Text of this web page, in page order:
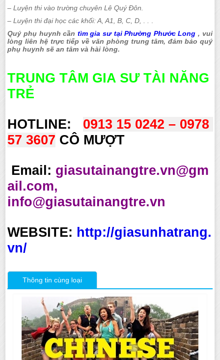
– Luyện thi vào trường chuyên Lê Quý Đôn.
– Luyện thi đại học các khối: A, A1, B, C, D, . .
Quý phụ huynh cần tìm gia sư tại Phường Phước Long , vui
lòng liên hệ trực tiếp về văn phòng trung tâm, đảm bảo quý
phụ huynh sẽ an tâm và hài lòng.
TRUNG TÂM GIA SƯ TÀI NĂNG
TRẺ
HOTLINE:
0913 15 0242 – 0978
57 3607 CÔ MƯỢT
Email: giasutainangtre.vn@gm
ail.com,
info@giasutainangtre.vn
WEBSITE: http://giasunhatrang.
vn/
Thông tin cùng loại